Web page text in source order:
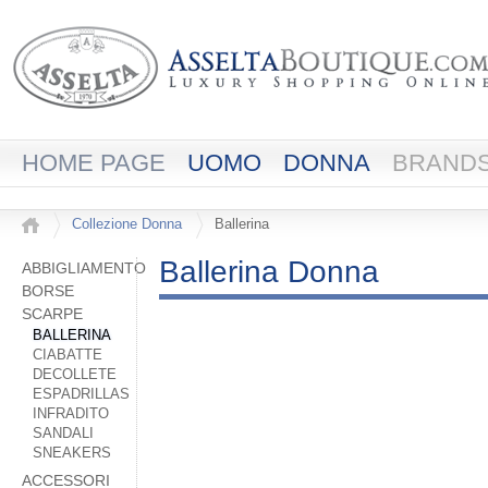
HOME PAGE UOMO DONNA
Collezione Donna Ballerina
ABBIGLIAMENTO
BORSE
SCARPE
BALLERINA
CIABATTE
DECOLLETE
ESPADRILLAS
INFRADITO
SANDALI
SNEAKERS
ACCESSORI
Ballerina Donna